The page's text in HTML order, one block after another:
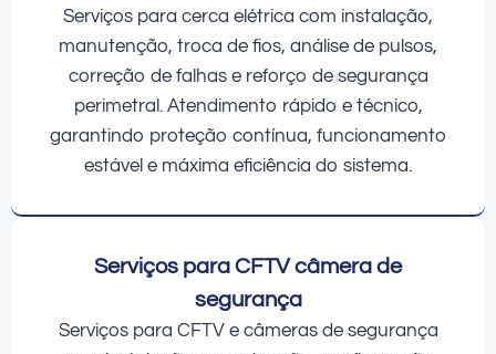
Serviços para cerca elétrica com instalação,
manutenção, troca de fios, análise de pulsos,
correção de falhas e reforço de segurança
perimetral. Atendimento rápido e técnico,
garantindo proteção contínua, funcionamento
estável e máxima eficiência do sistema.
Serviços para CFTV câmera de
segurança
Serviços para CFTV e câmeras de segurança